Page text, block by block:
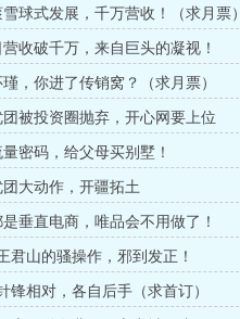
球式发展，千万营收！（求月票）
收破千万，来自巨头的凝视！
，你进了传销窝？（求月票）
团被投资圈抛弃，开心网要上位
密码，给父母买别墅！
团大动作，开疆拓土
垂直电商，唯品会不用做了！
君山的骚操作，邪到发正！
锋相对，各自后手（求首订）